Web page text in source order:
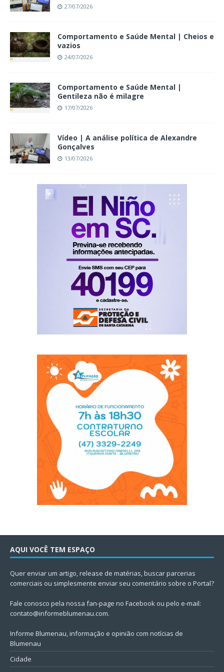
27/07/2026
Comportamento e Saúde Mental | Cheios e
vazios
24/07/2026
Comportamento e Saúde Mental |
Gentileza não é milagre
17/07/2026
Vídeo | A análise política de Alexandre
Gonçalves
13/07/2026
AQUI VOCÊ TEM ESPAÇO
Quer enviar um artigo, release de matérias, buscar parcerias
comerciais ou simplesmente enviar seu comentário sobre o Portal?
Fale conosco pela nossa fan-page no Facebook ou pelo e-mail:
contato@informeblumenau.com.
Informe Blumenau, informação e opinião com notícias de
Blumenau
Cidade